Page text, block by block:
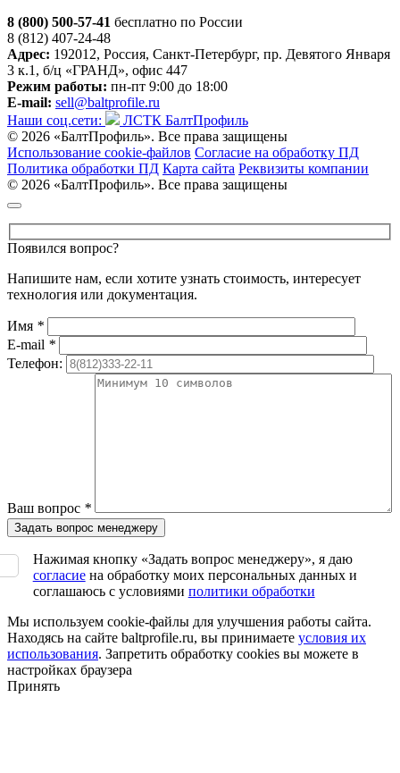
8 (800) 500-57-41 бесплатно по России
8 (812) 407-24-48
Адрес: 192012, Россия, Санкт-Петербург, пр. Девятого Января
3 к.1, б/ц «ГРАНД», офис 447
Режим работы: пн-пт 9:00 до 18:00
E-mail: sell@baltprofile.ru
Наши соц.сети:
ЛСТК БалтПрофиль
© 2026 «БалтПрофиль». Все права защищены
Использование cookie-файлов Согласие на обработку ПД
Политика обработки ПД Карта сайта Реквизиты компании
© 2026 «БалтПрофиль». Все права защищены
Появился вопрос?
Напишите нам, если хотите узнать стоимость, интересует
технология или документация.
Имя *
E-mail *
Телефон:
Ваш вопрос *
Нажимая кнопку «Задать вопрос менеджеру», я даю
согласиена обработку моих персональных данных и
соглашаюсь с условиями политики обработки
Мы используем cookie-файлы для улучшения работы сайта.
Находясь на сайте baltprofile.ru, вы принимаете условия их
использования. Запретить обработку cookies вы можете в
настройках браузера
Принять